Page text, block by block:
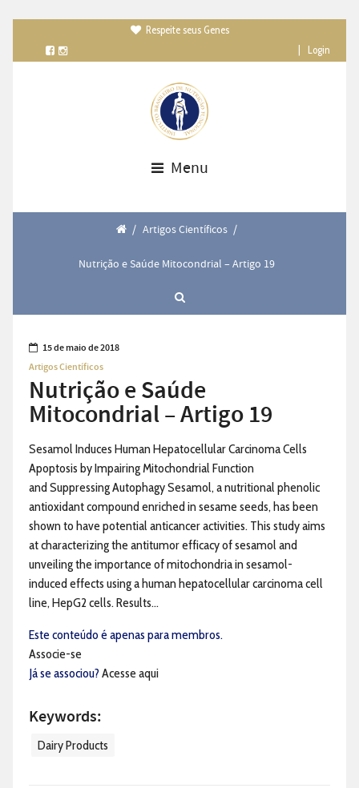
Respeite seus Genes
Login
Menu
/ Artigos Científicos /
Nutrição e Saúde Mitocondrial – Artigo 19
15 de maio de 2018
Artigos Científicos
Nutrição e Saúde
Mitocondrial – Artigo 19
Sesamol Induces Human Hepatocellular Carcinoma Cells
Apoptosis by Impairing Mitochondrial Function
and Suppressing Autophagy Sesamol, a nutritional phenolic
antioxidant compound enriched in sesame seeds, has been
shown to have potential anticancer activities. This study aims
at characterizing the antitumor efficacy of sesamol and
unveiling the importance of mitochondria in sesamol-
induced effects using a human hepatocellular carcinoma cell
line, HepG2 cells. Results...
Este conteúdo é apenas para membros.
Associe-se
Já se associou? Acesse aqui
Keywords:
Dairy Products